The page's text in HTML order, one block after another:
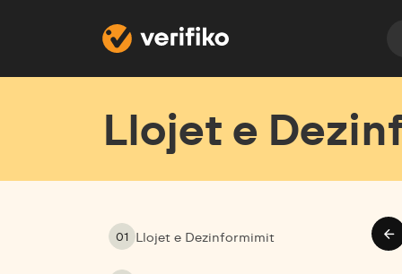
Llojet e
01 Llojet e Dezinformimit arrow_back